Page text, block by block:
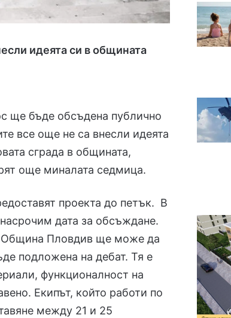
идеята си в общината
ще бъде обсъдена публично
все още не са внесли идеята
сграда в общината,
още миналата седмица.
проекта до петък. В
дата за обсъждане.
Община Пловдив ще може да
подложена на дебат. Тя е
функционалност на
Екипът, който работи по
между 21 и 25